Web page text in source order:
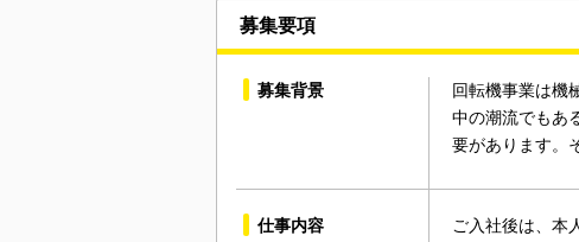
募集要項
募集背景
回転機事業は機
中の潮流でもあ
要があります。
仕事内容
ご入社後は、本